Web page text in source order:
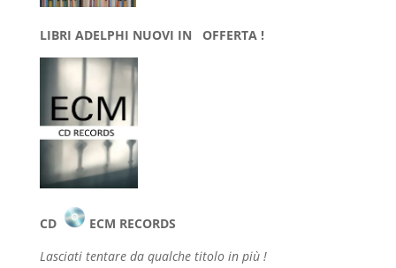
LIBRI ADELPHI NUOVI IN OFFERTA !
CD
ECM RECORDS
Lasciati tentare da qualche titolo in più !